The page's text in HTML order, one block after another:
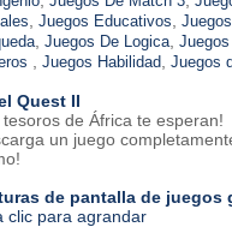
Juegos Educativos
Juegos De Logica
Juegos Habilidad Juegos
Quest II
tesoros de África te esperan!
un juego
de pantalla de juegos
clic para agrandar